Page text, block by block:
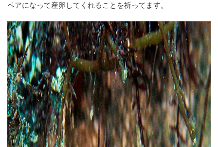
ペアになって産卵してくれることを祈ってます。